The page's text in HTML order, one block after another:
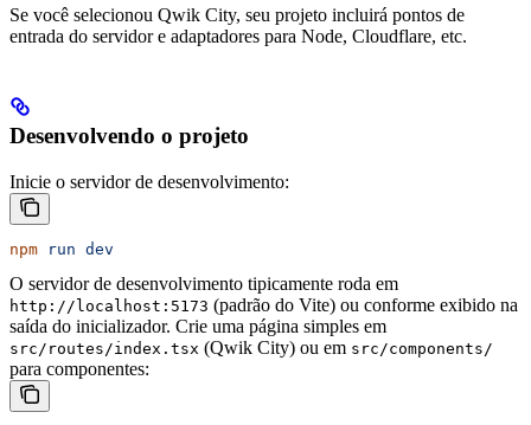
Se você selecionou Qwik City, seu projeto incluirá pontos de
entrada do servidor e adaptadores para Node, Cloudflare, etc.
Desenvolvendo o projeto
Inicie o servidor de desenvolvimento:
npm run dev
O servidor de desenvolvimento tipicamente roda em
http://localhost:5173 (padrão do Vite) ou conforme exibido na
saída do inicializador. Crie uma página simples em
src/routes/index.tsx (Qwik City) ou em src/components/
para componentes: